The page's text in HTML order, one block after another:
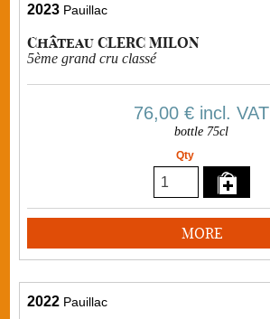
2023 Pauillac
Château CLERC MILON
5ème grand cru classé
76,00 € incl. VAT
bottle 75cl
Qty
MORE
2022 Pauillac